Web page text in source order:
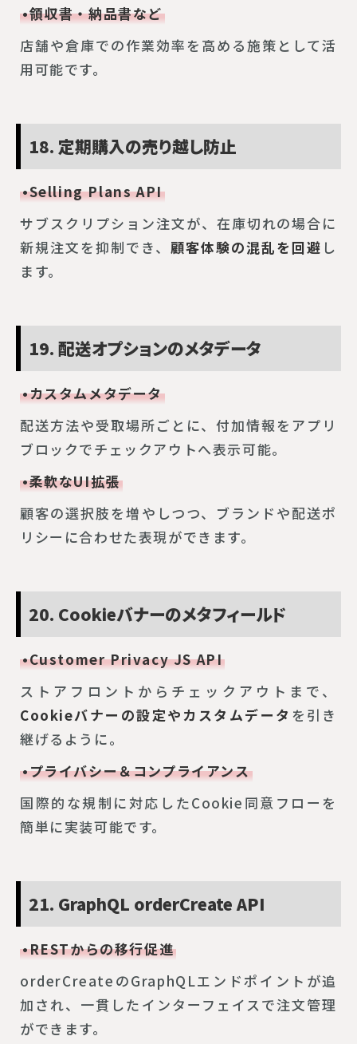
•領収書・納品書など
店舗や倉庫での作業効率を高める施策として活
用可能です。
18. 定期購入の売り越し防止
•Selling Plans API
サブスクリプション注文が、在庫切れの場合に
新規注文を抑制でき、顧客体験の混乱を回避 し
ます。
19. 配送オプションのメタデータ
•カスタムメタデータ
配送方法や受取場所ごとに、付加情報をアプリ
ブロックでチェックアウトへ表示可能。
•柔軟なUI拡張
顧客の選択肢を増やしつつ、ブランドや配送ポ
リシーに合わせた表現ができます。
20. Cookieバナーのメタフィールド
•Customer Privacy JS API
ストアフロントからチェックアウトまで、
Cookieバナーの設定やカスタムデータ を引き
継げるように。
•プライバシー＆コンプライアンス
国際的な規制に対応したCookie同意フローを
簡単に実装可能です。
21. GraphQL orderCreate API
•RESTからの移行促進
orderCreateのGraphQLエンドポイントが追
加され、一貫したインターフェイスで注文管理
ができます。